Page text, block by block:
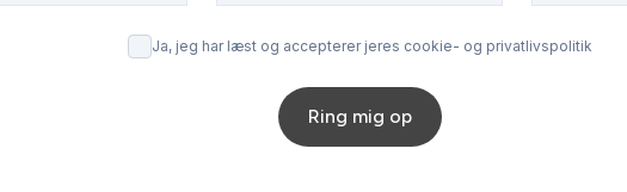
Ja, jeg har læst og accepterer jeres cookie- og privatlivspolitik
Ring mig op